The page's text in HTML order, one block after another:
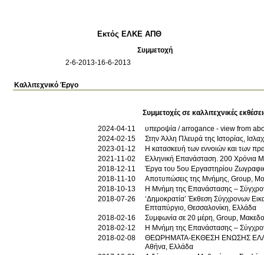
Εκτός ΕΛΚΕ ΑΠΘ
Συμμετοχή
2-6-2013-16-6-2013
Καλλιτεχνικό Έργο
2024-04-11
υπεροψία / arrogance - view from
2024-02-15
Στην Άλλη Πλευρά της Ιστορίας,
2023-01-12
Η κατασκευή των εννοιών και των
2021-11-02
Ελληνική Επανάσταση. 200 Χρόνια
2018-12-11
Έργα του 5ου Εργαστηρίου
2018-11-10
Αποτυπώσεις της Μνήμης, Group,
2018-10-13
Η Μνήμη της Επανάστασης –
2018-07-26
‘Δημοκρατία’ Έκθεση Σύγχρονων Εικαστικών, Group, Εφορεία Αρχαιοτήτων Πόλης Θεσσαλονίκης, ΚΜΣΤ, Δήμος Θεσ/κης,
Επταπύργιο, Θεσσαλονίκη, Ελλάδα
2018-02-16
Συμφωνία σε 20 μέρη, Group,
2018-02-12
Η Μνήμη της Επανάστασης –
2018-02-08
ΘΕΩΡΗΜΑΤΑ-ΕΚΘΕΣΗ ΕΝΩΣΗΣ
Αθήνα, Ελλάδα